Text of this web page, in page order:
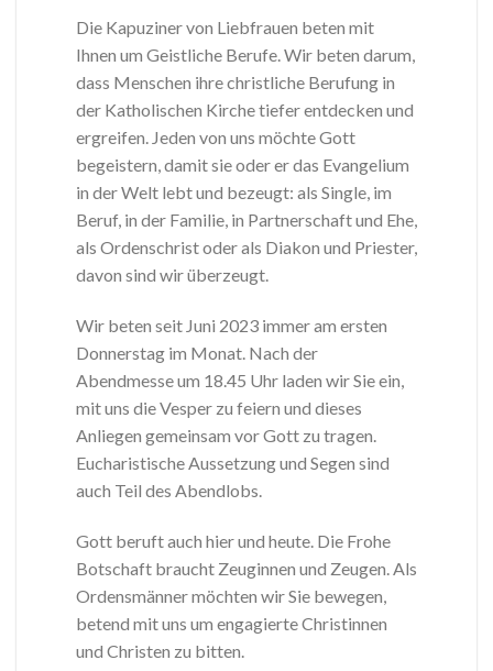
Die Kapuziner von Liebfrauen beten mit
Ihnen um Geistliche Berufe. Wir beten darum,
dass Menschen ihre christliche Berufung in
der Katholischen Kirche tiefer entdecken und
ergreifen. Jeden von uns möchte Gott
begeistern, damit sie oder er das Evangelium
in der Welt lebt und bezeugt: als Single, im
Beruf, in der Familie, in Partnerschaft und Ehe,
als Ordenschrist oder als Diakon und Priester,
davon sind wir überzeugt.
Wir beten seit Juni 2023 immer am ersten
Donnerstag im Monat. Nach der
Abendmesse um 18.45 Uhr laden wir Sie ein,
mit uns die Vesper zu feiern und dieses
Anliegen gemeinsam vor Gott zu tragen.
Eucharistische Aussetzung und Segen sind
auch Teil des Abendlobs.
Gott beruft auch hier und heute. Die Frohe
Botschaft braucht Zeuginnen und Zeugen. Als
Ordensmänner möchten wir Sie bewegen,
betend mit uns um engagierte Christinnen
und Christen zu bitten.